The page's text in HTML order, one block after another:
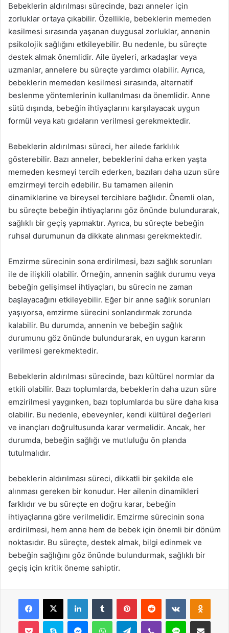
Bebeklerin aldırılması sürecinde, bazı anneler için
zorluklar ortaya çıkabilir. Özellikle, bebeklerin memeden
kesilmesi sırasında yaşanan duygusal zorluklar, annenin
psikolojik sağlığını etkileyebilir. Bu nedenle, bu süreçte
destek almak önemlidir. Aile üyeleri, arkadaşlar veya
uzmanlar, annelere bu süreçte yardımcı olabilir. Ayrıca,
bebeklerin memeden kesilmesi sırasında, alternatif
beslenme yöntemlerinin kullanılması da önemlidir. Anne
sütü dışında, bebeğin ihtiyaçlarını karşılayacak uygun
formül veya katı gıdaların verilmesi gerekmektedir.
Bebeklerin aldırılması süreci, her ailede farklılık
gösterebilir. Bazı anneler, bebeklerini daha erken yaşta
memeden kesmeyi tercih ederken, bazıları daha uzun süre
emzirmeyi tercih edebilir. Bu tamamen ailenin
dinamiklerine ve bireysel tercihlere bağlıdır. Önemli olan,
bu süreçte bebeğin ihtiyaçlarını göz önünde bulundurarak,
sağlıklı bir geçiş yapmaktır. Ayrıca, bu süreçte bebeğin
ruhsal durumunun da dikkate alınması gerekmektedir.
Emzirme sürecinin sona erdirilmesi, bazı sağlık sorunları
ile de ilişkili olabilir. Örneğin, annenin sağlık durumu veya
bebeğin gelişimsel ihtiyaçları, bu sürecin ne zaman
başlayacağını etkileyebilir. Eğer bir anne sağlık sorunları
yaşıyorsa, emzirme sürecini sonlandırmak zorunda
kalabilir. Bu durumda, annenin ve bebeğin sağlık
durumunu göz önünde bulundurarak, en uygun kararın
verilmesi gerekmektedir.
Bebeklerin aldırılması sürecinde, bazı kültürel normlar da
etkili olabilir. Bazı toplumlarda, bebeklerin daha uzun süre
emzirilmesi yaygınken, bazı toplumlarda bu süre daha kısa
olabilir. Bu nedenle, ebeveynler, kendi kültürel değerleri
ve inançları doğrultusunda karar vermelidir. Ancak, her
durumda, bebeğin sağlığı ve mutluluğu ön planda
tutulmalıdır.
bebeklerin aldırılması süreci, dikkatli bir şekilde ele
alınması gereken bir konudur. Her ailenin dinamikleri
farklıdır ve bu süreçte en doğru karar, bebeğin
ihtiyaçlarına göre verilmelidir. Emzirme sürecinin sona
erdirilmesi, hem anne hem de bebek için önemli bir dönüm
noktasıdır. Bu süreçte, destek almak, bilgi edinmek ve
bebeğin sağlığını göz önünde bulundurmak, sağlıklı bir
geçiş için kritik öneme sahiptir.
Facebook
X LinkedInTumblr PinterestReddit VKontakte
Pocket Skype MessengerWhatsAppTelegramViber Line E-Posta ile